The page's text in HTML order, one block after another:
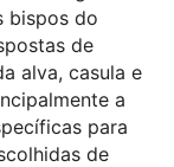
bispos do
de
alva, casula e
a
para
de